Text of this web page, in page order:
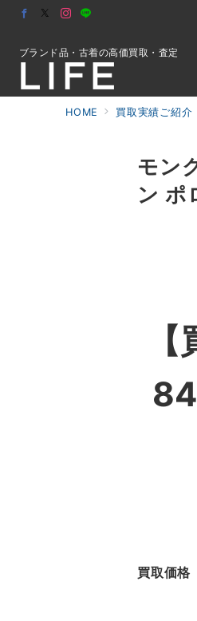
ブランド品・古着の高価買取・査定
HOME 買取実績ご紹介
モン
ン ポ
買取価格